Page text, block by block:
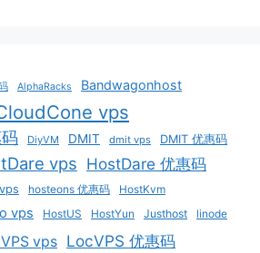
AlphaRacks Bandwagonhost
vps
DiyVM DMIT dmit vps DMIT 优惠码
vps HostDare 优惠码
hosteons 优惠码 HostKvm
vps HostUS HostYun Justhost linode
vps LocVPS 优惠码